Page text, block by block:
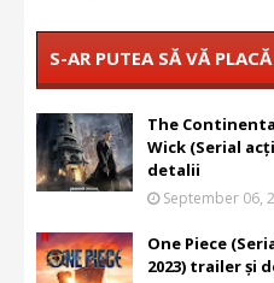
S-AR PUTEA SĂ VĂ
The
Wick (Serial
detalii
September 06,
One Piece
2023) trailer și